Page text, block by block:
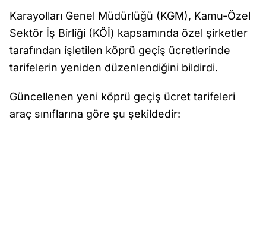
Karayolları Genel Müdürlüğü (KGM), Kamu-Özel
Sektör İş Birliği (KÖİ) kapsamında özel şirketler
tarafından işletilen köprü geçiş ücretlerinde
tarifelerin yeniden düzenlendiğini bildirdi.
Güncellenen yeni köprü geçiş ücret tarifeleri
araç sınıflarına göre şu şekildedir: